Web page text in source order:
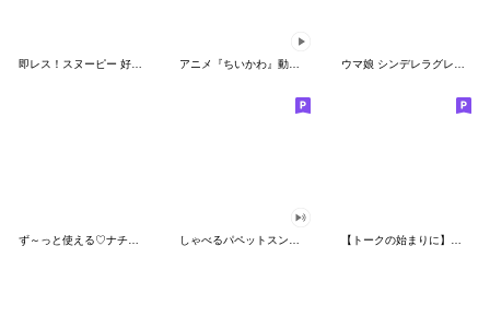
ず～っと使える♡ナチュラルガール しゃべるパペットスンスン（HAPPY） 【トークの始まりに】ゆるカワ♪スヌーピー